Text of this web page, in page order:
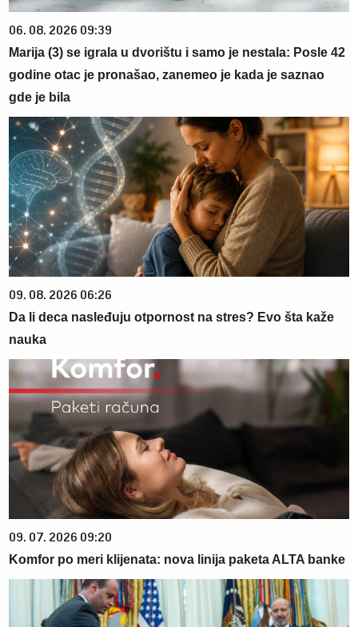
06. 08. 2026 09:39
Marija (3) se igrala u dvorištu i samo je nestala: Posle 42
godine otac je pronašao, zanemeo je kada je saznao
gde je bila
09. 08. 2026 06:26
Da li deca nasleđuju otpornost na stres? Evo šta kaže
nauka
09. 07. 2026 09:20
Komfor po meri klijenata: nova linija paketa ALTA banke